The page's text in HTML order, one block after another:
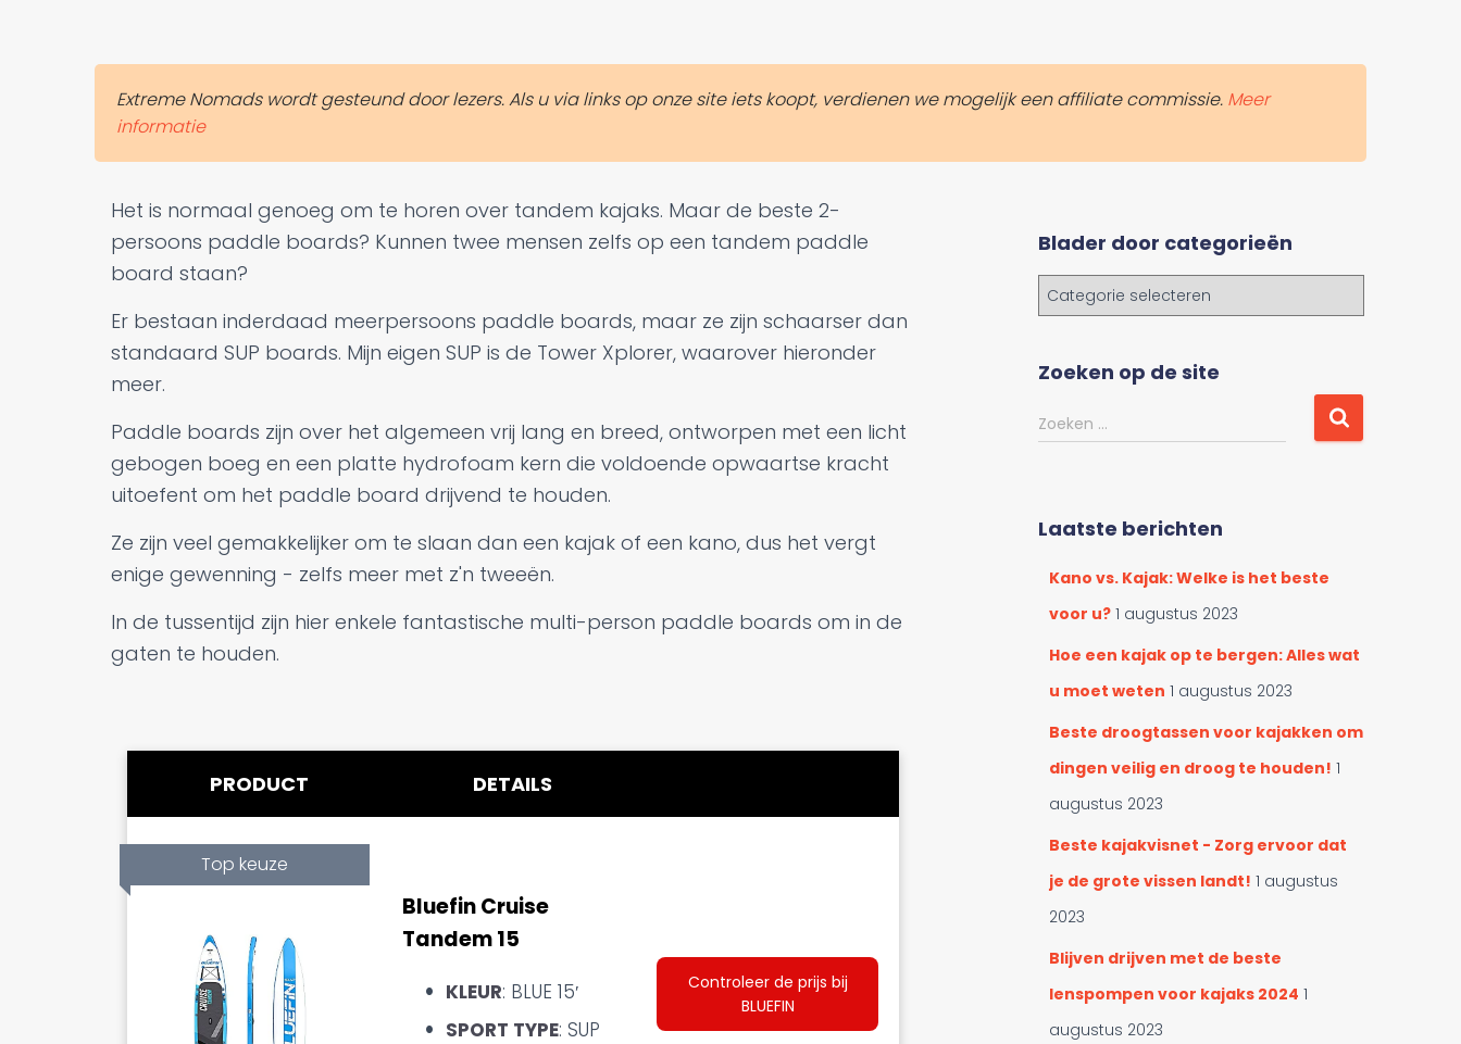
Extreme Nomads wordt gesteund door lezers. Als u via links op onze site iets koopt, verdienen we mogelijk een affiliate commissie. Meer
informatie
Het is normaal genoeg om te horen over tandem kajaks. Maar de beste 2-
persoons paddle boards? Kunnen twee mensen zelfs op een tandem paddle
board staan?
Er bestaan inderdaad meerpersoons paddle boards, maar ze zijn schaarser dan
standaard SUP boards. Mijn eigen SUP is de Tower Xplorer, waarover hieronder
meer.
Paddle boards zijn over het algemeen vrij lang en breed, ontworpen met een licht
gebogen boeg en een platte hydrofoam kern die voldoende opwaartse kracht
uitoefent om het paddle board drijvend te houden.
Ze zijn veel gemakkelijker om te slaan dan een kajak of een kano, dus het vergt
enige gewenning - zelfs meer met z'n tweeën.
In de tussentijd zijn hier enkele fantastische multi-person paddle boards om in de
gaten te houden.
PRODUCT DETAILS
Top keuze
Bluefin Cruise
Tandem 15
KLEUR: BLUE 15′
SPORT TYPE: SUP
Controleer de prijs bij
BLUEFIN
Blader door categorieën
l
e
d
c
Zoeken op de site
Z
o
n
Zoeken …
Laatste berichten
Kano vs. Kajak: Welke is het beste
voor u? 1 augustus 2023
Hoe een kajak op te bergen: Alles wat
u moet weten 1 augustus 2023
Beste droogtassen voor kajakken om
dingen veilig en droog te houden! 1
augustus 2023
Beste kajakvisnet - Zorg ervoor dat
je de grote vissen landt! 1 augustus
2023
Blijven drijven met de beste
lenspompen voor kajaks 2024 1
augustus 2023